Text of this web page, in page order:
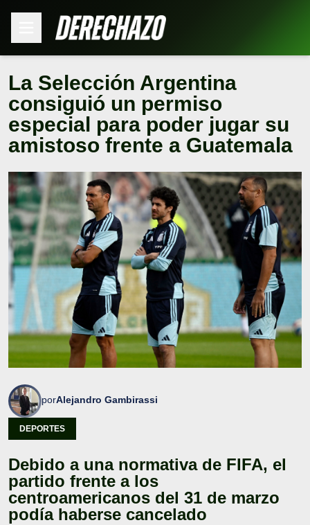
La Selección Argentina
consiguió un permiso
especial para poder jugar su
amistoso frente a Guatemala
porAlejandro Gambirassi
DEPORTES
Debido a una normativa de FIFA, el
partido frente a los
centroamericanos del 31 de marzo
podía haberse cancelado